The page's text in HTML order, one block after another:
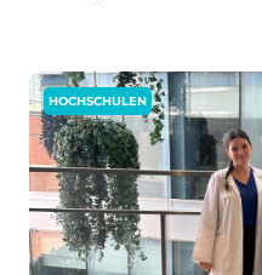
HOCHSCHULEN